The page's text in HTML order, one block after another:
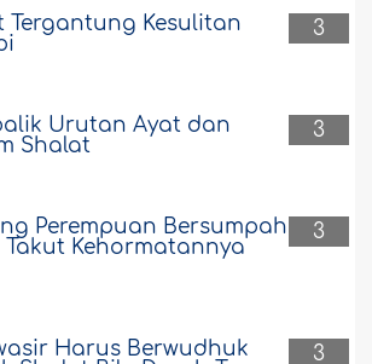
3
Tergantung Kesulitan
3
Urutan Ayat dan
Shalat
3
Perempuan Bersumpah
Takut Kehormatannya
3
Harus Berwudhuk